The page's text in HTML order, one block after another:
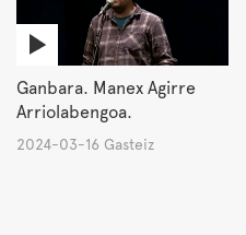
Ganbara. Manex Agirre
Arriolabengoa.
2024-03-16 Gasteiz